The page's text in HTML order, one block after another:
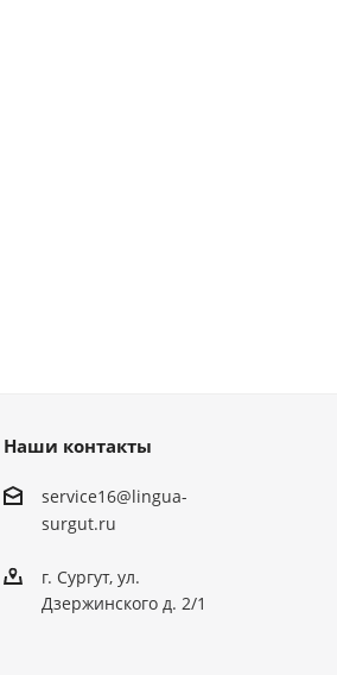
Наши контакты
service16@lingua-
surgut.ru
г. Сургут,ул.
Дзержинского д. 2/1